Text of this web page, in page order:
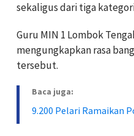
sekaligus dari tiga
Guru MIN 1 Lombok
mengungkapkan rasa
tersebut.
Baca juga:
9.200 Pelari Ramaikan